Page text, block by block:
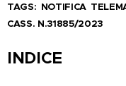
TAGS: NOTIFICA
CASS. N.31885/2023
INDICE